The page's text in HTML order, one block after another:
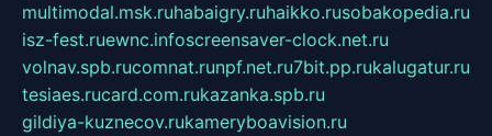
multimodal.msk.ruhabaigry.ruhaikko.rusobakopedia.ru
isz-fest.ruewnc.infoscreensaver-clock.net.ru
volnav.spb.rucomnat.runpf.net.ru7bit.pp.rukalugatur.ru
tesiaes.rucard.com.rukazanka.spb.ru
gildiya-kuznecov.rukameryboavision.ru